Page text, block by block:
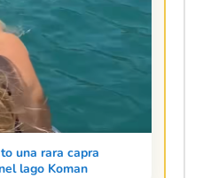
una rara capra
lago Koman